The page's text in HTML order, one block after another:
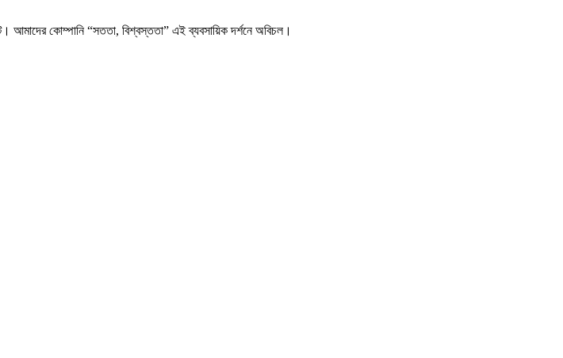
আমাদের কোম্পানি “সততা, বিশ্বস্ততা” এই ব্যবসায়িক দর্শনে অবিচল।